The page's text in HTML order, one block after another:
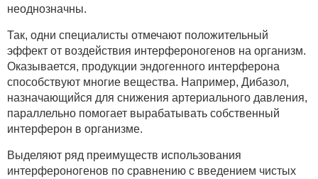
неоднозначны.
Так, одни специалисты отмечают положительный
эффект от воздействия интерфероногенов на организм.
Оказывается, продукции эндогенного интерферона
способствуют многие вещества. Например, Дибазол,
назначающийся для снижения артериального давления,
параллельно помогает вырабатывать собственный
интерферон в организме.
Выделяют ряд преимуществ использования
интерфероногенов по сравнению с введением чистых